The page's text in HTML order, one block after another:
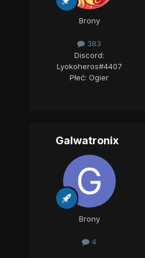
Brony
383
Discord:
Lyokoheros#4407
Płeć: Ogier
Galwatronix
Brony
4